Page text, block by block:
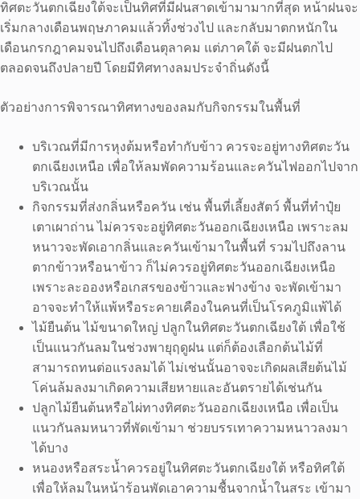
ทิศตะวันตกเฉียงใต้จะเป็นทิศที่มีฝนสาดเข้ามามากที่สุด หน้าฝนจะ
เริ่มกลางเดือนพฤษภาคมแล้วทิ้งช่วงไป และกลับมาตกหนักใน
เดือนกรกฎาคมจนไปถึงเดือนตุลาคม แต่ภาคใต้ จะมีฝนตกไป
ตลอดจนถึงปลายปี โดยมีทิศทางลมประจำถิ่นดังนี้
ตัวอย่างการพิจารณาทิศทางของลมกับกิจกรรมในพื้นที่
บริเวณที่มีการหุงต้มหรือทำกับข้าว ควรจะอยู่ทางทิศตะวัน
ตกเฉียงเหนือ เพื่อให้ลมพัดความร้อนและควันไฟออกไปจาก
บริเวณนั้น
กิจกรรมที่ส่งกลิ่นหรือควัน เช่น พื้นที่เลี้ยงสัตว์ พื้นที่ทำปุ๋ย
เตาเผาถ่าน ไม่ควรจะอยู่ทิศตะวันออกเฉียงเหนือ เพราะลม
หนาวจะพัดเอากลิ่นและควันเข้ามาในพื้นที่ รวมไปถึงลาน
ตากข้าวหรือนาข้าว ก็ไม่ควรอยู่ทิศตะวันออกเฉียงเหนือ
เพราะละอองหรือเกสรของข้าวและฟางข้าง จะพัดเข้ามา
อาจจะทำให้แพ้หรือระคายเคืองในคนที่เป็นโรคภูมิแพ้ได้
ไม้ยืนต้น ไม้ขนาดใหญ่ ปลูกในทิศตะวันตกเฉียงใต้ เพื่อใช้
เป็นแนวกันลมในช่วงพายุฤดูฝน แต่ก็ต้องเลือกต้นไม้ที่
สามารถทนต่อแรงลมได้ ไม่เช่นนั้นอาจจะเกิดผลเสียต้นไม้
โค่นล้มลงมาเกิดความเสียหายและอันตรายได้เช่นกัน
ปลูกไม้ยืนต้นหรือไผ่ทางทิศตะวันออกเฉียงเหนือ เพื่อเป็น
แนวกันลมหนาวที่พัดเข้ามา ช่วยบรรเทาความหนาวลงมา
ได้บาง
หนองหรือสระน้ำควรอยู่ในทิศตะวันตกเฉียงใต้ หรือทิศใต้
เพื่อให้ลมในหน้าร้อนพัดเอาความชื้นจากน้ำในสระ เข้ามา